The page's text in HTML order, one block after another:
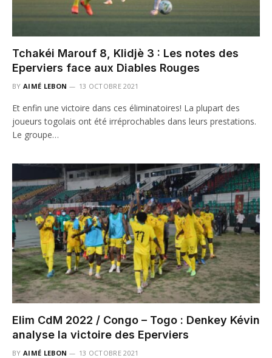
Tchakéi Marouf 8, Klidjè 3 : Les notes des
Eperviers face aux Diables Rouges
BY AIMÉ LEBON 13 OCTOBRE 2021
Et enfin une victoire dans ces éliminatoires! La plupart des
joueurs togolais ont été irréprochables dans leurs prestations.
Le groupe…
Elim CdM 2022 / Congo – Togo : Denkey Kévin
analyse la victoire des Eperviers
BY AIMÉ LEBON 13 OCTOBRE 2021